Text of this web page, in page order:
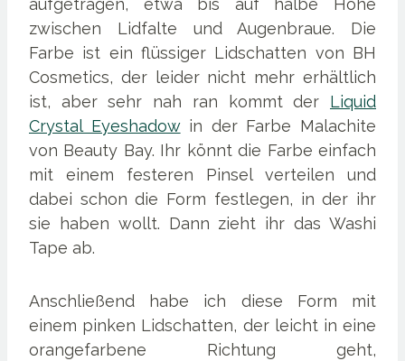
aufgetragen, etwa bis auf halbe Höhe
zwischen Lidfalte und Augenbraue. Die
Farbe ist ein flüssiger Lidschatten von BH
Cosmetics, der leider nicht mehr erhältlich
ist, aber sehr nah ran kommt der Liquid
Crystal Eyeshadowin der Farbe Malachite
von Beauty Bay. Ihr könnt die Farbe einfach
mit einem festeren Pinsel verteilen und
dabei schon die Form festlegen, in der ihr
sie haben wollt. Dann zieht ihr das Washi
Tape ab.
Anschließend habe ich diese Form mit
einem pinken Lidschatten, der leicht in eine
orangefarbene Richtung geht,